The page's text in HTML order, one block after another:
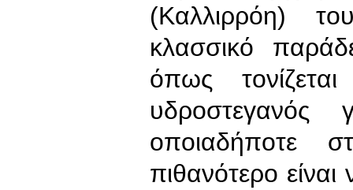
(Καλλιρρόη)
κλασσικό
όπως
υδροστεγανός
οποιαδήποτε
πιθανότερο